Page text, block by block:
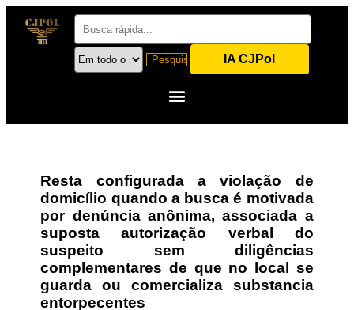
IA CJPol
Resta configurada a violação de
domicílio quando a busca é motivada
por denúncia anônima, associada a
suposta autorização verbal do
suspeito sem diligências
complementares de que no local se
guarda ou comercializa substancia
entorpecentes